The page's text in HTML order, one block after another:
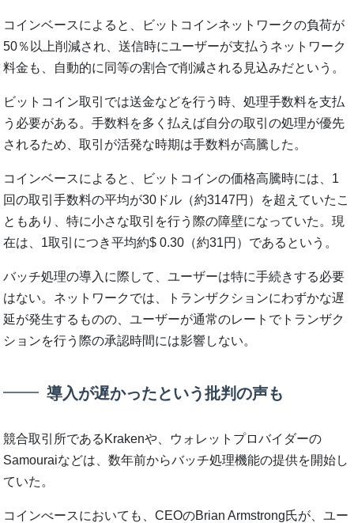
コインベースによると、ビットコインネットワークの負荷が
50％以上削減され、送信時にユーザーが支払うネットワーク
料金も、自動的に同等の割合で削減される見込みだという。
ビットコイン取引では送金などを行う時、処理手数料を支払
う必要がある。手数料を多く払えば自分の取引の処理が優先
されるため、取引が活発な時期は手数料が高騰した。
コインベースによると、ビットコインの価格高騰時には、1
回の取引手数料の平均が30ドル（約3147円）を超えていたこ
ともあり、特に小さな取引を行う際の障壁になっていた。現
在は、1取引につき平均約$ 0.30（約31円）であるという。
バッチ処理の導入に際して、ユーザーは特に手続きする必要
はない。ネットワークでは、トランザクションにわずかな遅
延が発生するものの、ユーザーが通常のレートでトランザク
ションを行う際の承認時間には影響しない。
導入が遅かったという批判の声も
競合取引所であるKrakenや、ウォレットプロバイダーの
Samouraiなどは、数年前からバッチ処理機能の提供を開始し
ていた。
コインべースにおいても、CEOのBrian Armstrong氏が、ユー